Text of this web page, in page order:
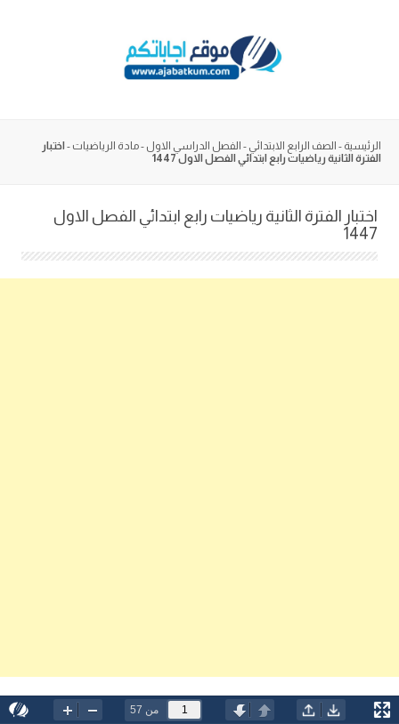
الرئيسية - الصف الرابع الابتدائي - الفصل الدراسي الاول -مادة الرياضيات - اختبار
الفترة الثانية رياضيات رابع ابتدائي الفصل الاول 1447
اختبار الفترة الثانية رياضيات رابع ابتدائي الفصل الاول
1447